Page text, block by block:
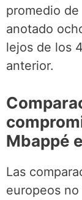
promedio
anotado
lejos de los
anterior.
Mbappé
Las
europeos